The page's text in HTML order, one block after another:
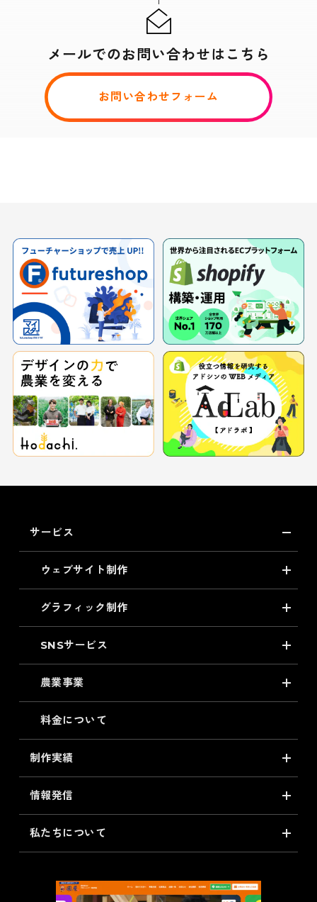
メールでのお問い合わせはこちら
お問い合わせフォーム
サービス
ウェブサイト制作
グラフィック制作
SNSサービス
農業事業
料金について
制作実績
情報発信
私たちについて